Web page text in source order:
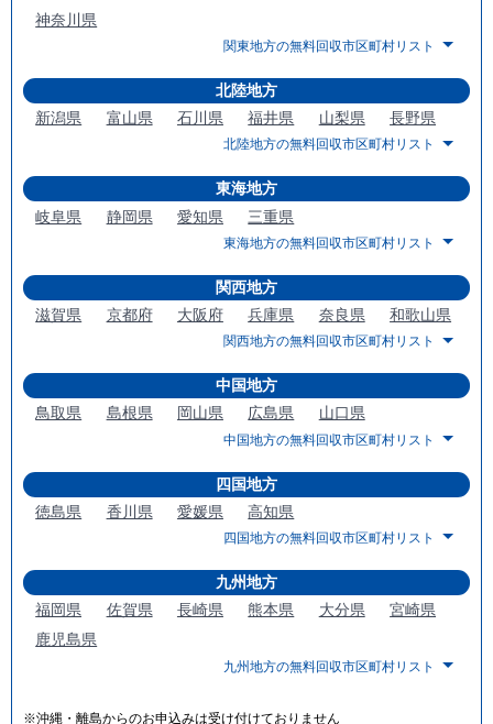
神奈川県
関東地方の無料回収市区町村リスト
北陸地方
新潟県
富山県 石川県 福井県 山梨県 長野県
北陸地方の無料回収市区町村リスト
東海地方
岐阜県
静岡県 愛知県 三重県
東海地方の無料回収市区町村リスト
関西地方
滋賀県
京都府 大阪府 兵庫県 奈良県 和歌山県
関西地方の無料回収市区町村リスト
中国地方
鳥取県
島根県 岡山県 広島県 山口県
中国地方の無料回収市区町村リスト
四国地方
徳島県
香川県 愛媛県 高知県
四国地方の無料回収市区町村リスト
九州地方
福岡県
佐賀県 長崎県 熊本県 大分県
宮崎県
鹿児島県
九州地方の無料回収市区町村リスト
※沖縄・離島からのお申込みは受け付けておりません